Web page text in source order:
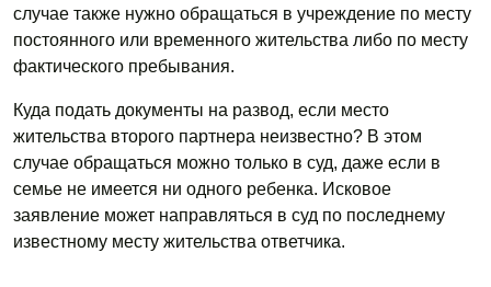
случае также нужно обращаться в учреждение по месту
постоянного или временного жительства либо по месту
фактического пребывания.
Куда подать документы на развод, если место
жительства второго партнера неизвестно? В этом
случае обращаться можно только в суд, даже если в
семье не имеется ни одного ребенка. Исковое
заявление может направляться в суд по последнему
известному месту жительства ответчика.